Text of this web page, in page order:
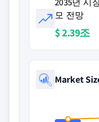
모 전망
$ 2.39조
Market